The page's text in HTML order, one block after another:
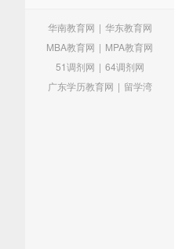
华南教育网 | 华东教育网
MBA教育网 | MPA教育网
51调剂网 | 64调剂网
广东学历教育网 | 留学湾